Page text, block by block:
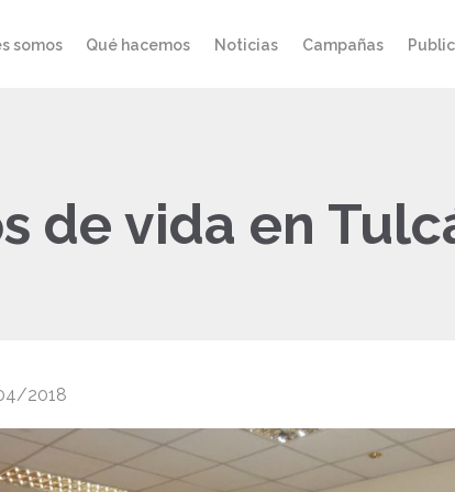
somos Qué hacemos Noticias Campañas
de vida en
2018